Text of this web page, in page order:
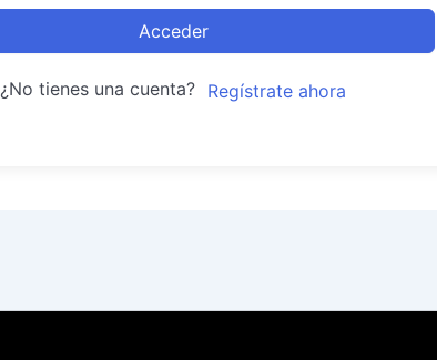
Acceder
¿No tienes una cuenta? Regístrate ahora